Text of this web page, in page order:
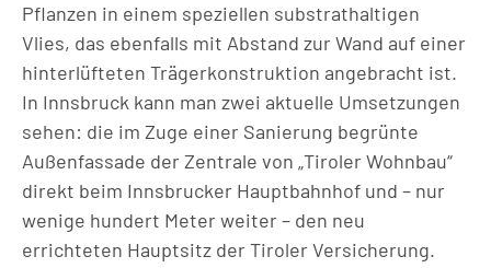
Pflanzen in einem speziellen substrathaltigen
Vlies, das ebenfalls mit Abstand zur Wand auf einer
hinterlüfteten Trägerkonstruktion angebracht ist.
In Innsbruck kann man zwei aktuelle Umsetzungen
sehen: die im Zuge einer Sanierung begrünte
Außenfassade der Zentrale von „Tiroler Wohnbau“
direkt beim Innsbrucker Hauptbahnhof und – nur
wenige hundert Meter weiter – den neu
errichteten Hauptsitz der Tiroler Versicherung.